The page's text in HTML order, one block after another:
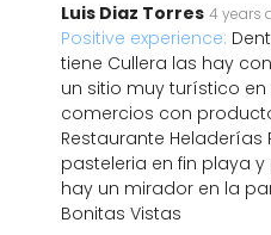
Luis Diaz Torres 4 years
Positive experience:
tiene Cullera las hay
un sitio muy turístico
comercios con
Restaurante
pasteleria en fin playa
hay un mirador en la
Bonitas Vistas